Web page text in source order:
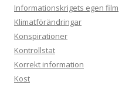
Informationskrigets egen film
Klimatförändringar
Konspirationer
Kontrollstat
Korrekt information
Kost